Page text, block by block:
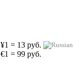
¥1 = 13 руб.
€1 = 99 руб.